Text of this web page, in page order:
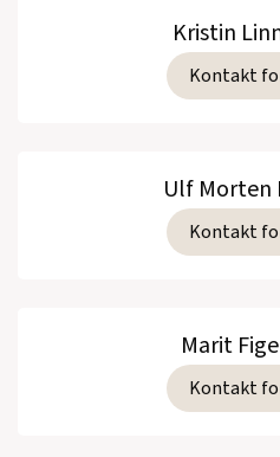
Kristin
Kontakt
Ulf Morten
Kontakt
Marit
Kontakt